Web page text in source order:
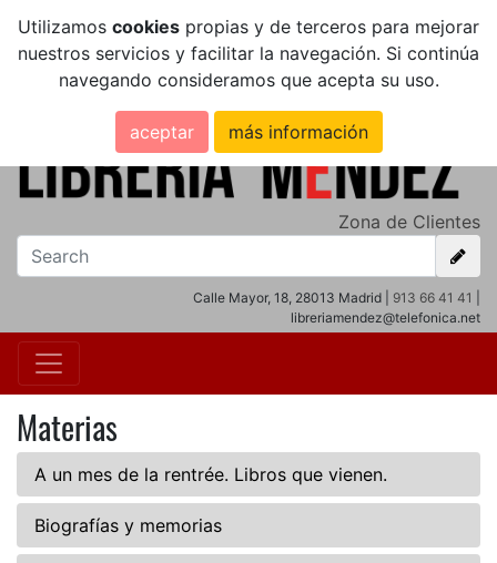
Utilizamos cookies propias y de terceros para mejorar
nuestros servicios y facilitar la navegación. Si continúa
navegando consideramos que acepta su uso.
aceptar más información
Zona de Clientes
Calle Mayor, 18, 28013 Madrid | 913 66 41 41
libreriamendez@telefonica.net
Materias
A un mes de la rentrée. Libros que vienen.
Biografías y memorias